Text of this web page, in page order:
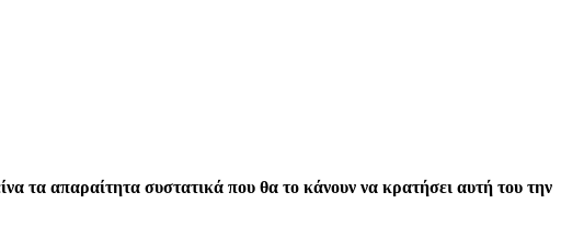
τα απαραίτητα συστατικά που θα το κάνουν να κρατήσει αυτή του την